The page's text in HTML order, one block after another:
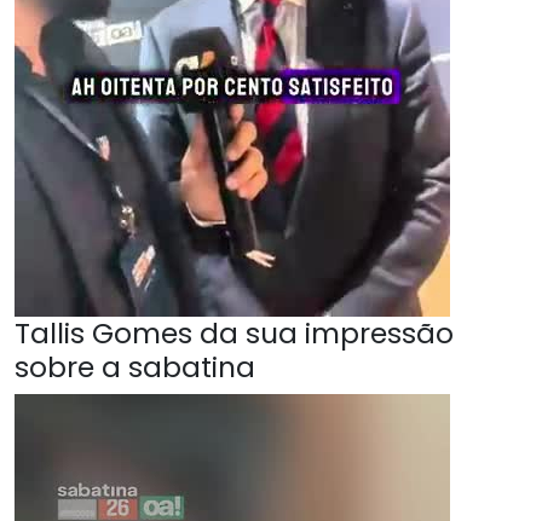
Tallis Gomes da sua impressão
sobre a sabatina